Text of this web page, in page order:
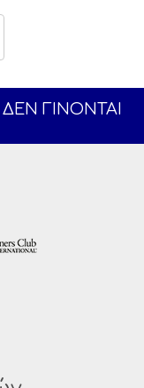
ΓΙΝΟΝΤΑΙ